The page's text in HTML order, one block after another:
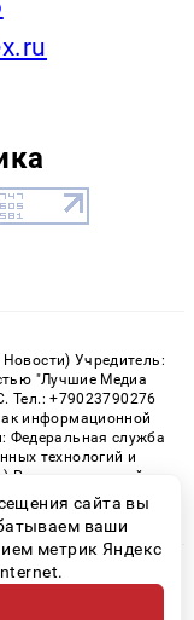
Учредитель:
"Лучшие Медиа
Тел.: +79023790276
информационной
Федеральная служба
технологий и
Регистрационный
16+
сайта вы
ваши
метрик Яндекс